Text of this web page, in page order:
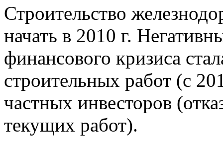
Строительство
начать в 2010 г.
финансового кризиса
строительных работ (с
частных инвесторов
текущих работ).